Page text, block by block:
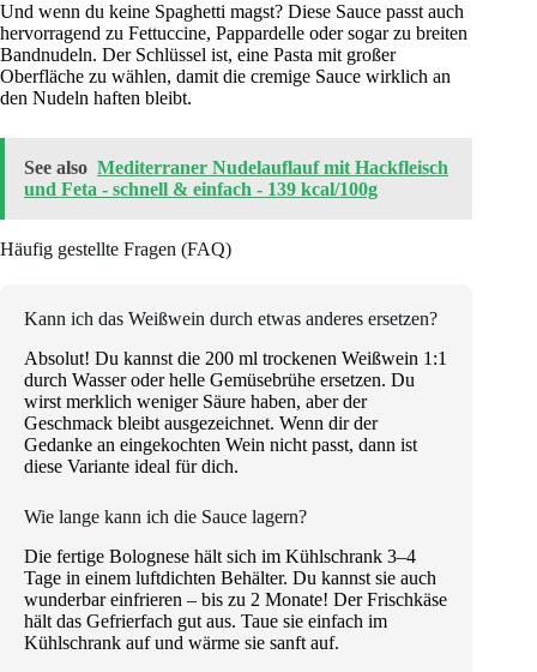
Und wenn du keine Spaghetti magst? Diese Sauce passt auch
hervorragend zu Fettuccine, Pappardelle oder sogar zu breiten
Bandnudeln. Der Schlüssel ist, eine Pasta mit großer
Oberfläche zu wählen, damit die cremige Sauce wirklich an
den Nudeln haften bleibt.
See also Mediterraner Nudelauflauf mit Hackfleisch
und Feta - schnell & einfach - 139 kcal/100g
Häufig gestellte Fragen (FAQ)
Kann ich das Weißwein durch etwas anderes ersetzen?
Absolut! Du kannst die 200 ml trockenen Weißwein 1:1
durch Wasser oder helle Gemüsebrühe ersetzen. Du
wirst merklich weniger Säure haben, aber der
Geschmack bleibt ausgezeichnet. Wenn dir der
Gedanke an eingekochten Wein nicht passt, dann ist
diese Variante ideal für dich.
Wie lange kann ich die Sauce lagern?
Die fertige Bolognese hält sich im Kühlschrank 3–4
Tage in einem luftdichten Behälter. Du kannst sie auch
wunderbar einfrieren – bis zu 2 Monate! Der Frischkäse
hält das Gefrierfach gut aus. Taue sie einfach im
Kühlschrank auf und wärme sie sanft auf.